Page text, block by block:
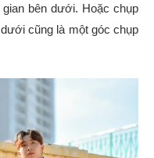
bên dưới. Hoặc chụp
cũng là một góc chụp